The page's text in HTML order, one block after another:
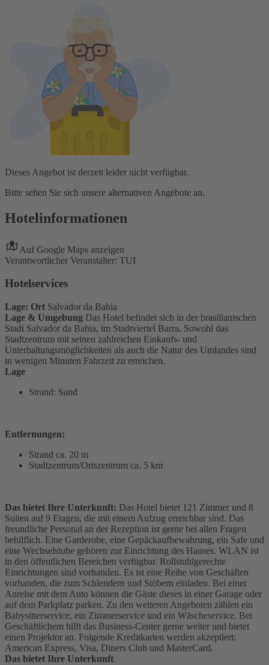
Dieses Angebot ist derzeit leider nicht verfügbar.
Bitte sehen Sie sich unsere alternativen Angebote an.
Hotelinformationen
Auf Google Maps anzeigen
Verantwortlicher Veranstalter: TUI
Hotelservices
Lage: Ort Salvador da Bahia
Lage & Umgebung Das Hotel befindet sich in der brasilianischen
Stadt Salvador da Bahia, im Stadtviertel Barra. Sowohl das
Stadtzentrum mit seinen zahlreichen Einkaufs- und
Unterhaltungsmöglichkeiten als auch die Natur des Umlandes sind
in wenigen Minuten Fahrzeit zu erreichen.
Lage
Strand: Sand
Entfernungen:
Strand ca. 20 m
Stadtzentrum/Ortszentrum ca. 5 km
Das bietet Ihre Unterkunft: Das Hotel bietet 121 Zimmer und 8
Suiten auf 9 Etagen, die mit einem Aufzug erreichbar sind. Das
freundliche Personal an der Rezeption ist gerne bei allen Fragen
behilflich. Eine Garderobe, eine Gepäckaufbewahrung, ein Safe und
eine Wechselstube gehören zur Einrichtung des Hauses. WLAN ist
in den öffentlichen Bereichen verfügbar. Rollstuhlgerechte
Einrichtungen sind vorhanden. Es ist eine Reihe von Geschäften
vorhanden, die zum Schlendern und Stöbern einladen. Bei einer
Anreise mit dem Auto können die Gäste dieses in einer Garage oder
auf dem Parkplatz parken. Zu den weiteren Angeboten zählen ein
Babysitterservice, ein Zimmerservice und ein Wäscheservice. Bei
Geschäftlichem hilft das Business-Center gerne weiter und bietet
einen Projektor an. Folgende Kreditkarten werden akzeptiert:
American Express, Visa, Diners Club und MasterCard.
Das bietet Ihre Unterkunft